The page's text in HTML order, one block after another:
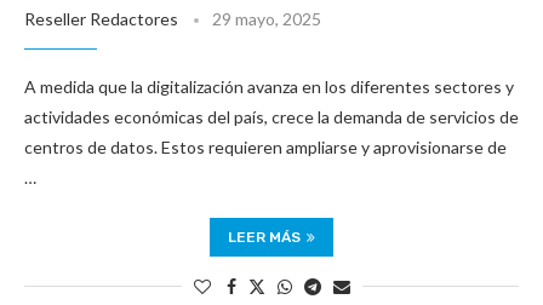
Reseller Redactores 29 mayo, 2025
A medida que la digitalización avanza en los diferentes sectores y
actividades económicas del país, crece la demanda de servicios de
centros de datos. Estos requieren ampliarse y aprovisionarse de
…
LEER MÁS